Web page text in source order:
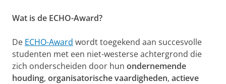
Wat is de ECHO-Award?
De ECHO-Award wordt toegekend aan succesvolle
studenten met een niet-westerse achtergrond die
zich onderscheiden door hun ondernemende
houding, organisatorische vaardigheden, actieve